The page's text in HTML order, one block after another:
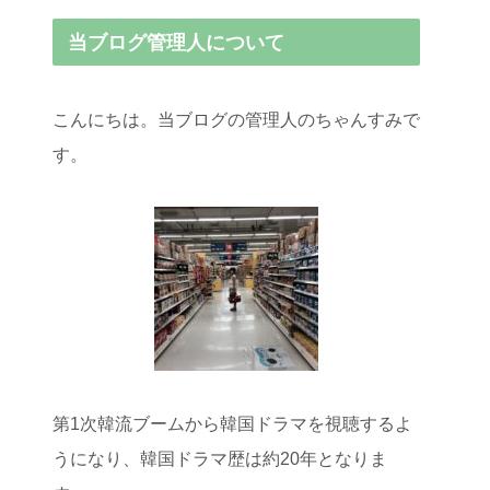
当ブログ管理人について
こんにちは。当ブログの管理人のちゃんすみで
す。
第1次韓流ブームから韓国ドラマを視聴するよ
うになり、韓国ドラマ歴は約20年となりま